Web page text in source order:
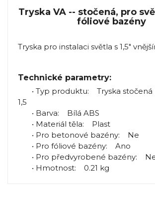
Tryska VA -- stočená, pro
fóliové bazény
Tryska pro instalaci světla s 1,5"
Technické parametry:
• Typ produktu: Tryska stočená
1,5
• Barva: Bílá ABS
• Materiál těla: Plast
• Pro betonové bazény: Ne
• Pro fóliové bazény: Ano
• Pro předvyrobené bazény:
• Hmotnost: 0.21 kg